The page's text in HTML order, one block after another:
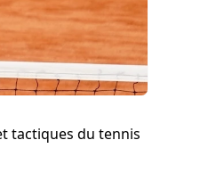
tactiques du tennis